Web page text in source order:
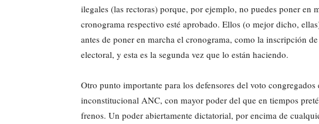
ilegales (las rectoras) porque, por ejemplo, no puedes poner en
cronograma respectivo esté aprobado. Ellos (o mejor dicho,
antes de poner en marcha el cronograma, como la inscripción
electoral, y esta es la segunda vez que lo están haciendo.
Otro punto importante para los defensores del voto
inconstitucional ANC, con mayor poder del que en tiempos
frenos. Un poder abiertamente dictatorial, por encima de